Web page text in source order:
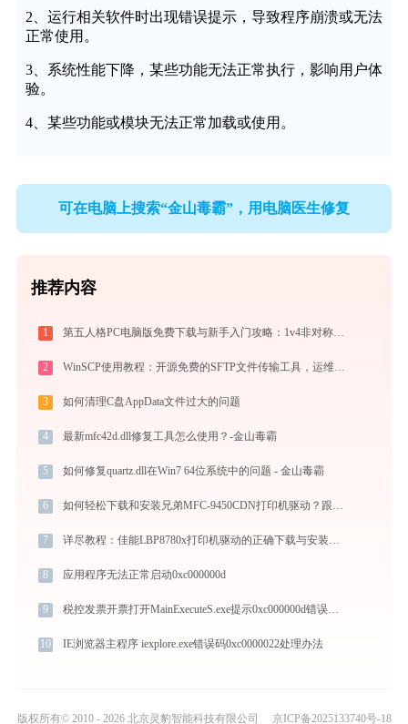
2、运行相关软件时出现错误提示，导致程序崩溃或无法
正常使用。
3、系统性能下降，某些功能无法正常执行，影响用户体
验。
4、某些功能或模块无法正常加载或使用。
可在电脑上搜索“金山毒霸”，用电脑医生修复
推荐内容
1 第五人格PC电脑版免费下载与新手入门攻略：1v4非对称竞技的极致体验
2 WinSCP使用教程：开源免费的SFTP文件传输工具，运维必备远程管理利器
3 如何清理C盘AppData文件过大的问题
4 最新mfc42d.dll修复工具怎么使用？-金山毒霸
5 如何修复quartz.dll在Win7 64位系统中的问题 - 金山毒霸
6 如何轻松下载和安装兄弟MFC-9450CDN打印机驱动？跟着这篇指南走
7 详尽教程：佳能LBP8780x打印机驱动的正确下载与安装方式
8 应用程序无法正常启动0xc000000d
9 税控发票开票打开MainExecuteS.exe提示0xc000000d错误码怎么办
10 IE浏览器主程序 iexplore.exe错误码0xc0000022处理办法
版权所有© 2010 - 2026 北京灵豹智能科技有限公司 京ICP备2025133740号-18